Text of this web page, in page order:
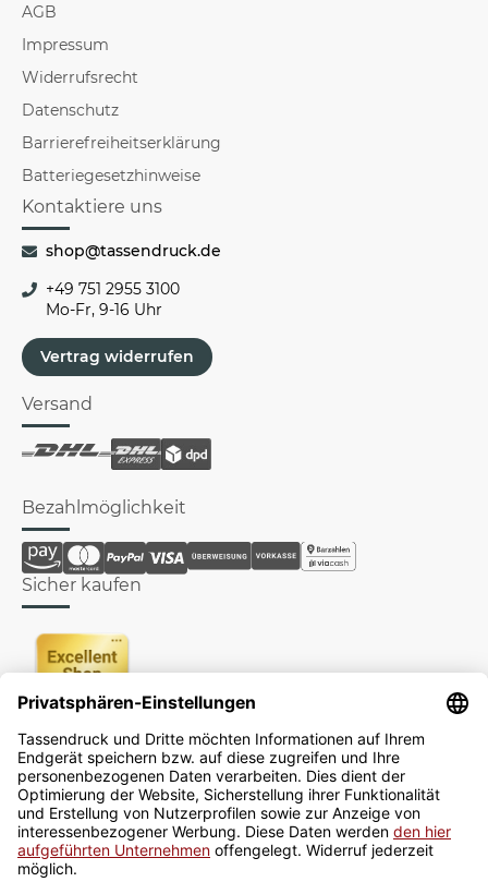
AGB
Impressum
Widerrufsrecht
Datenschutz
Barrierefreiheitserklärung
Batteriegesetzhinweise
Kontaktiere uns
shop@tassendruck.de
+49 751 2955 3100
Mo-Fr, 9-16 Uhr
Vertrag widerrufen
Versand
Bezahlmöglichkeit
Sicher kaufen
Newsletter